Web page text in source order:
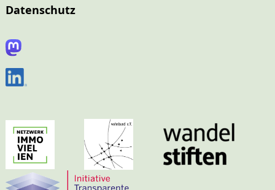
Datenschutz